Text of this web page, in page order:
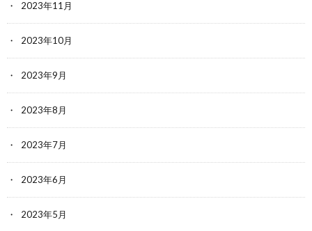
2023年11月
2023年10月
2023年9月
2023年8月
2023年7月
2023年6月
2023年5月